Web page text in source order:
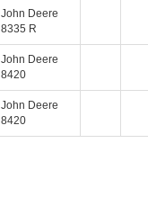
John Deere
8335 R
John Deere
8420
John Deere
8420